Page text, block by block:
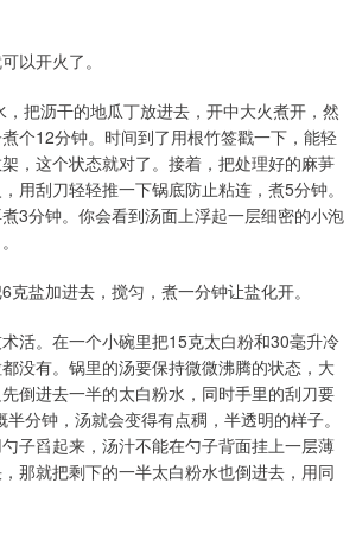
以开火了。
把沥干的地瓜丁放进去，开中大火煮开，然
个12分钟。时间到了用根竹签戳一下，能轻
，这个状态就对了。接着，把处理好的麻芛
用刮刀轻轻推一下锅底防止粘连，煮5分钟。
3分钟。你会看到汤面上浮起一层细密的小泡
盐加进去，搅匀，煮一分钟让盐化开。
活。在一个小碗里把15克太白粉和30毫升冷
没有。锅里的汤要保持微微沸腾的状态，大
倒进去一半的太白粉水，同时手里的刮刀要
半分钟，汤就会变得有点稠，半透明的样子。
子舀起来，汤汁不能在勺子背面挂上一层薄
那就把剩下的一半太白粉水也倒进去，用同